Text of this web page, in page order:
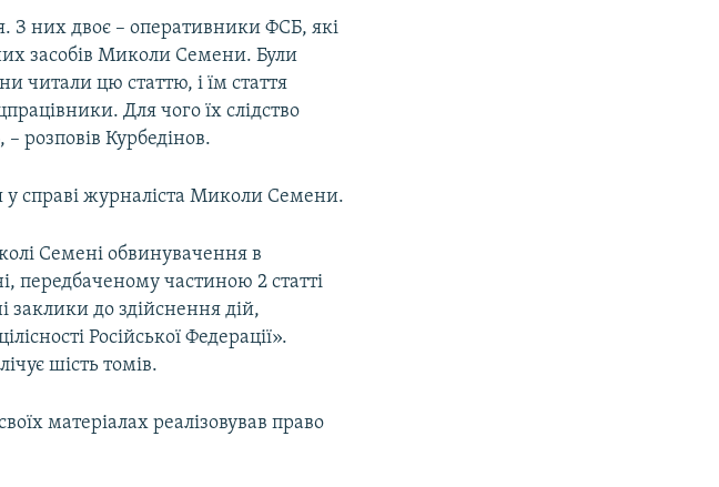
З них двоє – оперативники ФСБ, які
засобів Миколи Семени. Були
читали цю статтю, і їм стаття
Для чого їх слідство
розповів Курбедінов.
у справі журналіста Миколи Семени.
Семені обвинувачення в
передбаченому частиною 2 статті
заклики до здійснення дій,
Російської Федерації».
шість томів.
матеріалах реалізовував право